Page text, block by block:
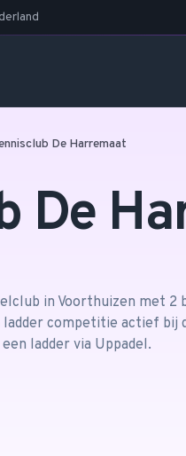
De Harremaat
De
in Voorthuizen met 2
competitie actief bij
ladder via Uppadel.